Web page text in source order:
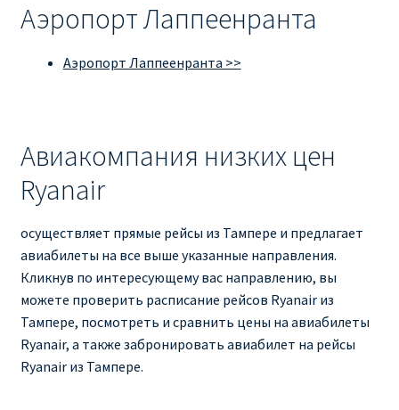
Аэропорт Лаппеенранта
Аэропорт Лаппеенранта >>
Авиакомпания низких цен
Ryanair
осуществляет прямые рейсы из Тампере и предлагает
авиабилеты на все выше указанные направления.
Кликнув по интересующему вас направлению, вы
можете проверить расписание рейсов Ryanair из
Тампере, посмотреть и сравнить цены на авиабилеты
Ryanair, а также забронировать авиабилет на рейсы
Ryanair из Тампере.